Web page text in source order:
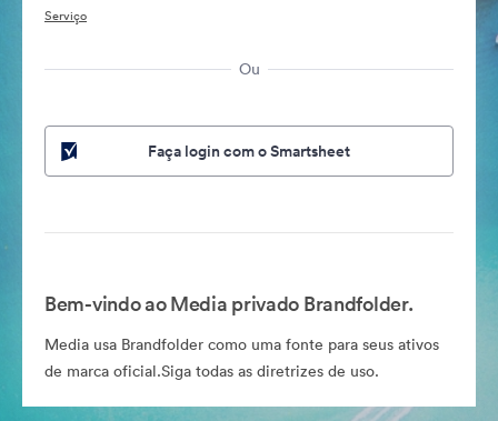
Serviço
Ou
Faça login com o Smartsheet
Bem-vindo ao Media privado Brandfolder.
Media usa Brandfolder como uma fonte para seus ativos
de marca oficial.Siga todas as diretrizes de uso.